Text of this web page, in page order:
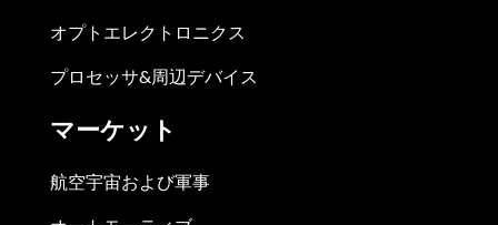
オプトエレクトロニクス
プロセッサ&周辺デバイス
マーケット
航空宇宙および軍事